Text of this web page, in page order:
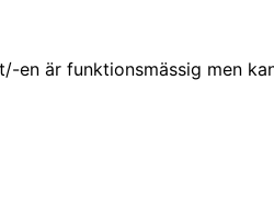
en är funktionsmässig men